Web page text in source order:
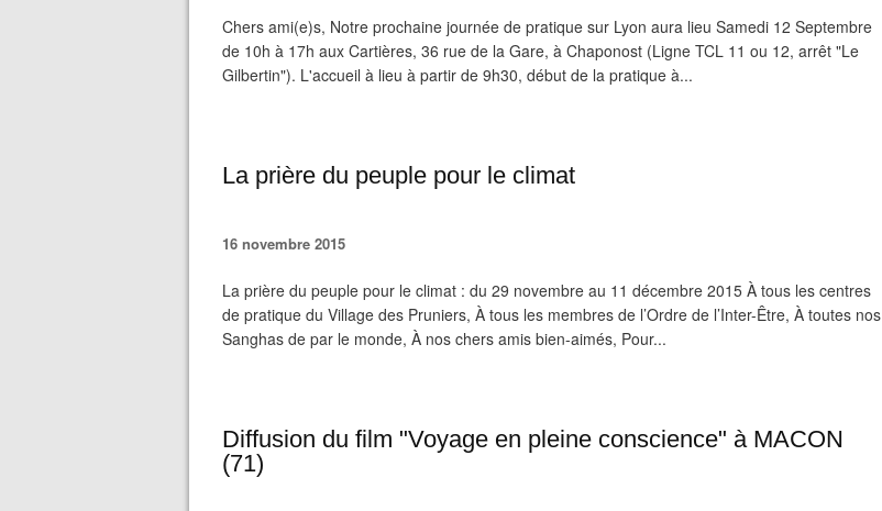
Chers ami(e)s, Notre prochaine journée de pratique sur Lyon aura lieu Samedi 12 Septembre
de 10h à 17h aux Cartières, 36 rue de la Gare, à Chaponost (Ligne TCL 11 ou 12, arrêt "Le
Gilbertin"). L'accueil à lieu à partir de 9h30, début de la pratique à...
La prière du peuple pour le climat
16 novembre 2015
La prière du peuple pour le climat : du 29 novembre au 11 décembre 2015 À tous les centres
de pratique du Village des Pruniers, À tous les membres de l’Ordre de l’Inter-Être, À toutes nos
Sanghas de par le monde, À nos chers amis bien-aimés, Pour...
Diffusion du film "Voyage en pleine conscience" à MACON
(71)